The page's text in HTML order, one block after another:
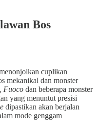
Bos
cuplikan
mekanikal dan monster
Fuoco dan beberapa monster
yang menuntut presisi
dipastikan akan berjalan
mode genggam